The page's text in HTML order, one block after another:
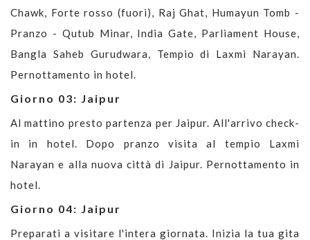
Chawk, Forte rosso (fuori), Raj Ghat, Humayun Tomb -
Pranzo - Qutub Minar, India Gate, Parliament House,
Bangla Saheb Gurudwara, Tempio di Laxmi Narayan.
Pernottamento in hotel.
Giorno 03: Jaipur
Al mattino presto partenza per Jaipur. All'arrivo check-
in in hotel. Dopo pranzo visita al tempio Laxmi
Narayan e alla nuova città di Jaipur. Pernottamento in
hotel.
Giorno 04: Jaipur
Preparati a visitare l'intera giornata. Inizia la tua gita